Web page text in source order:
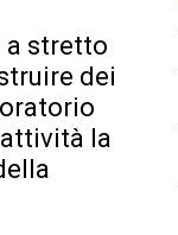
a stretto
dei
la